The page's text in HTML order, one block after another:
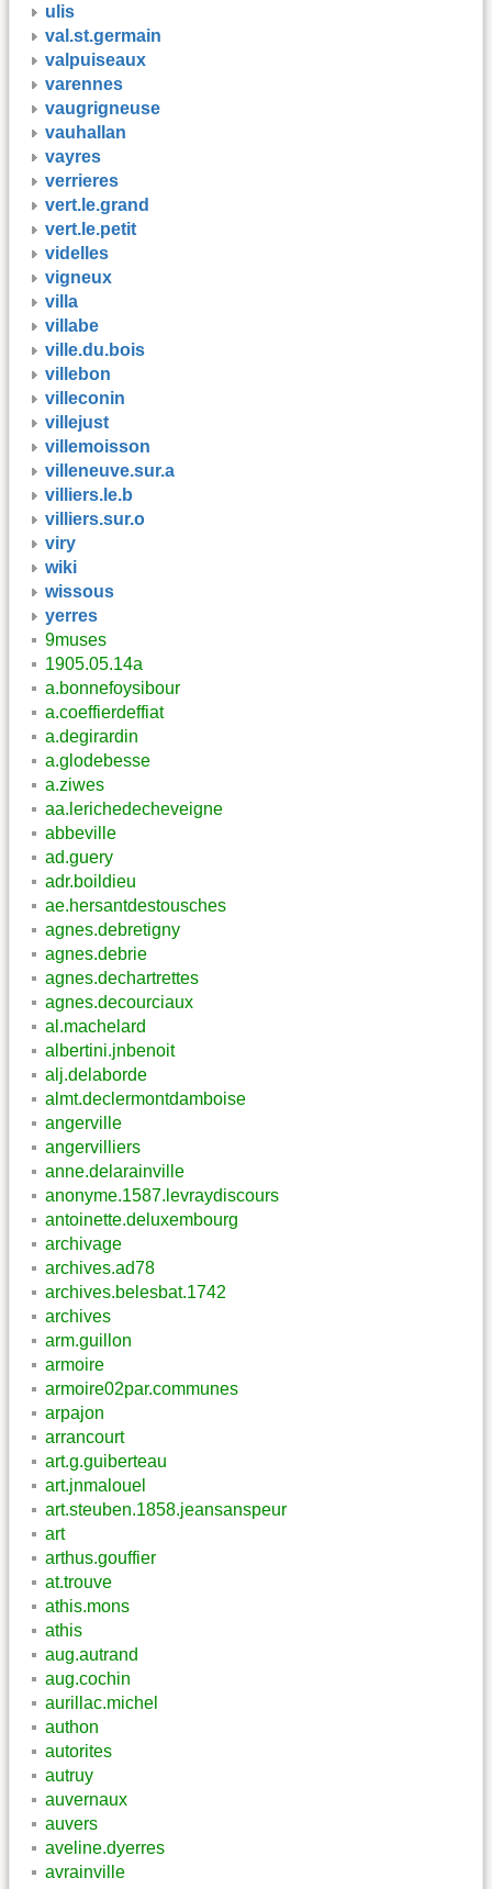
ulis
val.st.germain
valpuiseaux
varennes
vaugrigneuse
vauhallan
vayres
verrieres
vert.le.grand
vert.le.petit
videlles
vigneux
villa
villabe
ville.du.bois
villebon
villeconin
villejust
villemoisson
villeneuve.sur.a
villiers.le.b
villiers.sur.o
viry
wiki
wissous
yerres
9muses
1905.05.14a
a.bonnefoysibour
a.coeffierdeffiat
a.degirardin
a.glodebesse
a.ziwes
aa.lerichedecheveigne
abbeville
ad.guery
adr.boildieu
ae.hersantdestousches
agnes.debretigny
agnes.debrie
agnes.dechartrettes
agnes.decourciaux
al.machelard
albertini.jnbenoit
alj.delaborde
almt.declermontdamboise
angerville
angervilliers
anne.delarainville
anonyme.1587.levraydiscours
antoinette.deluxembourg
archivage
archives.ad78
archives.belesbat.1742
archives
arm.guillon
armoire
armoire02par.communes
arpajon
arrancourt
art.g.guiberteau
art.jnmalouel
art.steuben.1858.jeansanspeur
art
arthus.gouffier
at.trouve
athis.mons
athis
aug.autrand
aug.cochin
aurillac.michel
authon
autorites
autruy
auvernaux
auvers
aveline.dyerres
avrainville